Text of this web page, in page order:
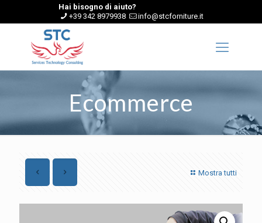
Hai bisogno di aiuto?
+39 342 8979938
info@stcforniture.it
Ecommerce
Mostra tutti